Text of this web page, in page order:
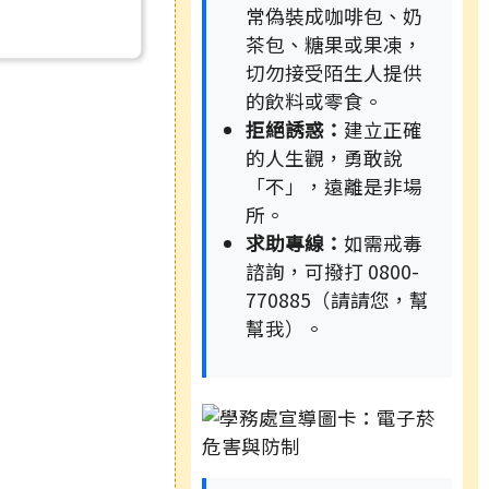
常偽裝成咖啡包、奶
茶包、糖果或果凍，
切勿接受陌生人提供
的飲料或零食。
拒絕誘惑： 建立正確
的人生觀，勇敢說
「不」，遠離是非場
所。
求助專線： 如需戒毒
諮詢，可撥打 0800-
770885（請請您，幫
幫我）。